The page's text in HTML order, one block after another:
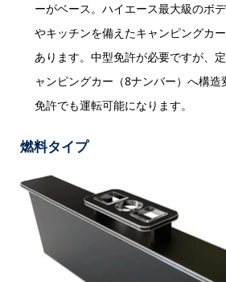
ーがベース。ハイエース最大級のボ
やキッチンを備えたキャンピングカ
あります。中型免許が必要ですが、
ャンピングカー（8ナンバー）へ構造
免許でも運転可能になります。
燃料タイプ